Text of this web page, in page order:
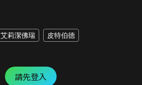
艾莉潔佛瑞 皮特伯德
請先登入